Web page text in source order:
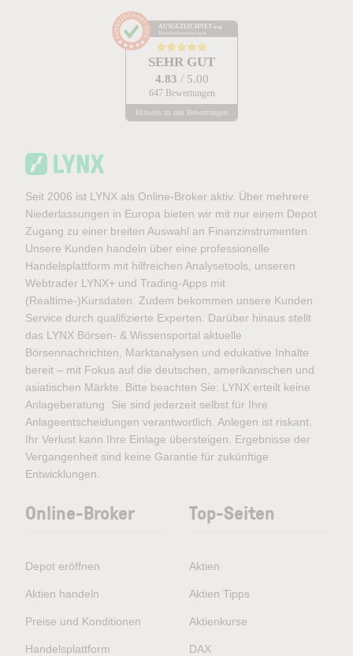
AUSGEZEICHNET .org
Kundenbewertungen
SEHR GUT
4.83 / 5.00
647 Bewertungen
Hinweis zu den Bewertungen
Seit 2006 ist LYNX als Online-Broker aktiv. Über mehrere
Niederlassungen in Europa bieten wir mit nur einem Depot
Zugang zu einer breiten Auswahl an Finanzinstrumenten.
Unsere Kunden handeln über eine professionelle
Handelsplattform mit hilfreichen Analysetools, unseren
Webtrader LYNX+ und Trading-Apps mit
(Realtime-)Kursdaten. Zudem bekommen unsere Kunden
Service durch qualifizierte Experten. Darüber hinaus stellt
das LYNX Börsen- & Wissensportal aktuelle
Börsennachrichten, Marktanalysen und edukative Inhalte
bereit – mit Fokus auf die deutschen, amerikanischen und
asiatischen Märkte. Bitte beachten Sie: LYNX erteilt keine
Anlageberatung. Sie sind jederzeit selbst für Ihre
Anlageentscheidungen verantwortlich. Anlegen ist riskant.
Ihr Verlust kann Ihre Einlage übersteigen. Ergebnisse der
Vergangenheit sind keine Garantie für zukünftige
Entwicklungen.
Online-Broker
Depot eröffnen
Aktien handeln
Preise und Konditionen
Handelsplattform
Top-Seiten
Aktien
Aktien Tipps
Aktienkurse
DAX